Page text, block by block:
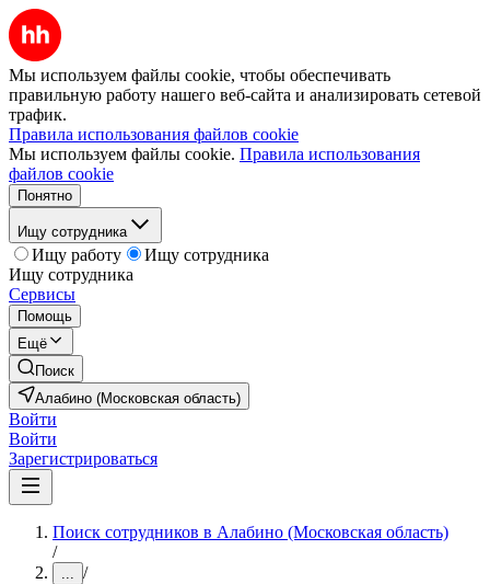
Мы используем файлы cookie, чтобы обеспечивать
правильную работу нашего веб-сайта и анализировать сетевой
трафик.
Правила использования файлов cookie
Мы используем файлы cookie. Правила использования
файлов cookie
Понятно
Ищу сотрудника
Ищу работу
Ищу сотрудника
Ищу сотрудника
Сервисы
Помощь
Ещё
Поиск
Алабино (Московская область)
Войти
Войти
Зарегистрироваться
Поиск сотрудников в Алабино (Московская область)
/
... /